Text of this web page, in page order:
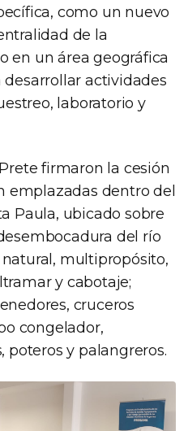
como un nuevo
de la
en un área geográfica
desarrollar actividades
laboratorio y
firmaron la cesión
emplazadas dentro del
Paula, ubicado sobre
del río
multipropósito,
y cabotaje;
cruceros
congelador,
poteros y palangreros.